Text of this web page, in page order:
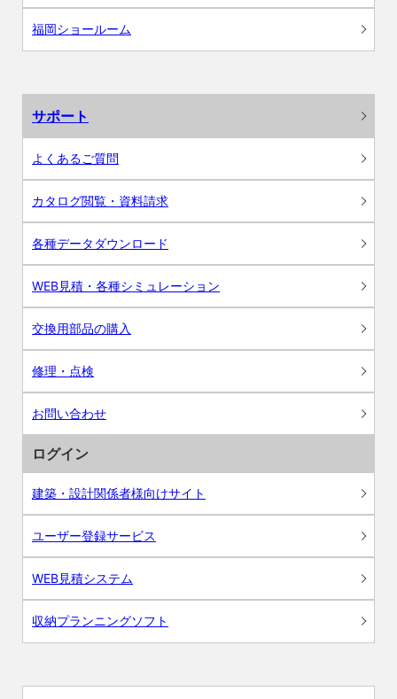
福岡ショールーム
サポート
よくあるご質問
カタログ閲覧・資料請求
各種データダウンロード
WEB見積・各種シミュレーション
交換用部品の購入
修理・点検
お問い合わせ
ログイン
建築・設計関係者様向けサイト
ユーザー登録サービス
WEB見積システム
収納プランニングソフト